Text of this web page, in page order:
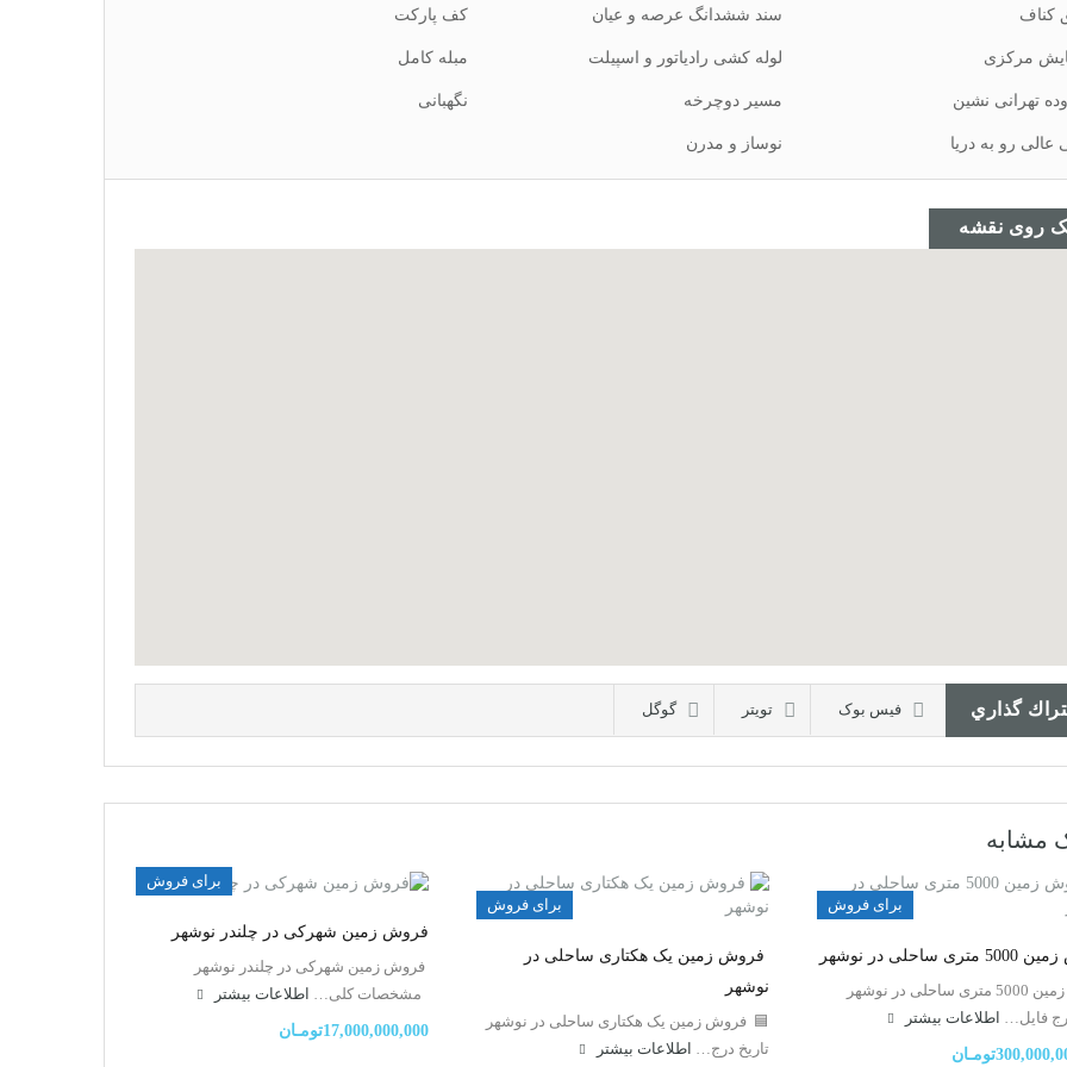
کناف سند ششدانگ عرصه و عیان کف پارکت
مرکزی لوله کشی رادیاتور و اسپیلت مبله کامل
تهرانی نشین مسیر دوچرخه نگهبانی
عالی رو به دریا نوساز و مدرن
روی نقشه
گذاري فیس بوک تويتر گوگل
مشابه
برای فروش
ساحلی در نوشهر
فروش زمین 5000 متری ساحلی در نوشهر
فایل… اطلاعات بيشتر
برای فروش
فروش زمین یک هکتاری ساحلی در
نوشهر
🟦 فروش زمین یک هکتاری ساحلی در نوشهر
تاریخ درج… اطلاعات بيشتر
برای فروش
فروش زمین شهرکی در چلندر نوشهر
فروش زمین شهرکی در چلندر نوشهر
مشخصات کلی… اطلاعات بيشتر
17,000,000,000تومـان